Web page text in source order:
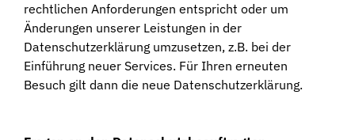
rechtlichen Anforderungen entspricht oder um
Änderungen unserer Leistungen in der
Datenschutzerklärung umzusetzen, z.B. bei der
Einführung neuer Services. Für Ihren erneuten
Besuch gilt dann die neue Datenschutzerklärung.